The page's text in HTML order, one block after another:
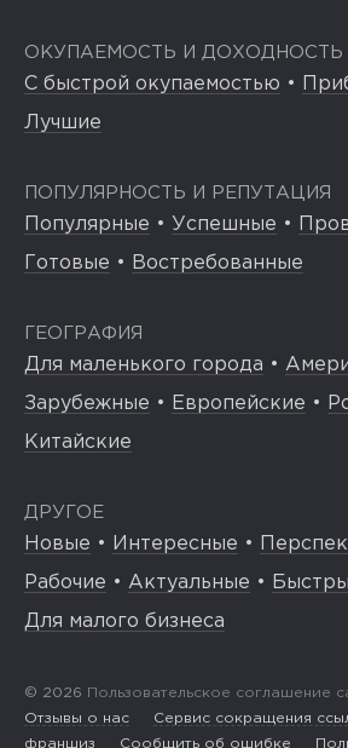
ОКУПАЕМОСТЬ И ДОХОДНОСТЬ
С быстрой окупаемостью •
Лучшие
ПОПУЛЯРНОСТЬ И РЕПУТАЦИЯ
Популярные • Успешные •
Готовые • Востребованные
ГЕОГРАФИЯ
Для маленького города •
Зарубежные • Европейские •
Китайские
ДРУГОЕ
Новые • Интересные •
Рабочие • Актуальные •
Для малого бизнеса
© 2026 Пользовательское соглашение
Отзывы о нас
Сервис сокращения
франшиз
Сообщить об ошибке